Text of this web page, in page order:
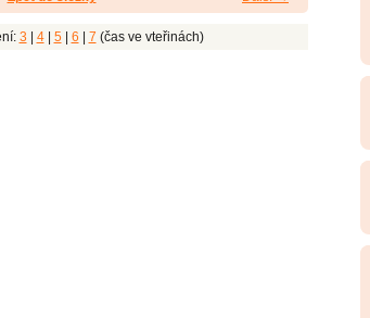
3 4| 5| 6 7 (čas ve vteřinách)